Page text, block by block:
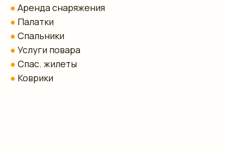
● Аренда снаряжения
● Палатки
● Спальники
● Услуги повара
● Спас. жилеты
● Коврики